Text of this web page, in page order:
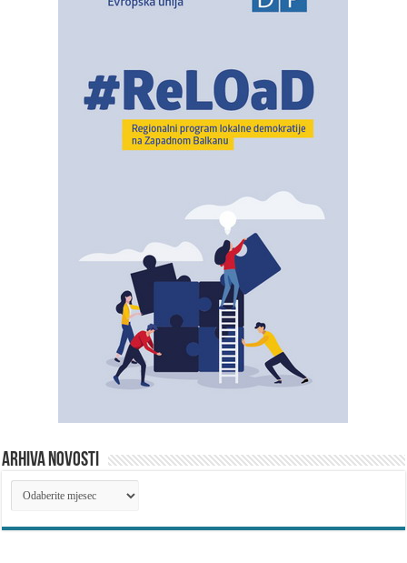
ARHIVA NOVOSTI
ARHIVA
NOVOSTI